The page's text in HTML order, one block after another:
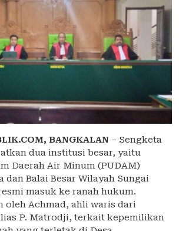
BANGKALAN – Sengketa
dua institusi besar, yaitu
Daerah Air Minum (PUDAM)
dan Balai Besar Wilayah Sungai
masuk ke ranah hukum.
oleh Achmad, ahli waris dari
P. Matrodji, terkait kepemilikan